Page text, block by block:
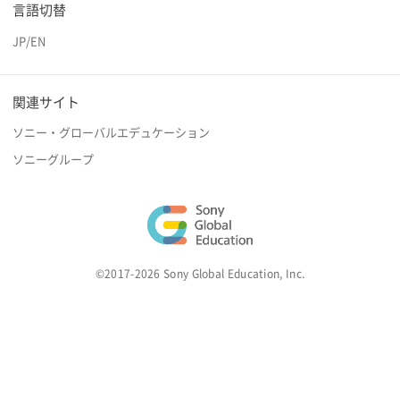
言語切替
JP/EN
関連サイト
ソニー・グローバルエデュケーション
ソニーグループ
©2017-2026 Sony Global Education, Inc.